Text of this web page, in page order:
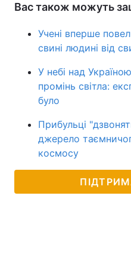
Вас також можуть
Учені вперше
свині людині від
У небі над
промінь світла:
було
Прибульці
джерело
космосу